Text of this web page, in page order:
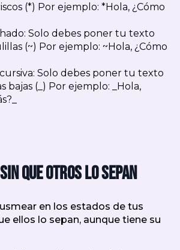
(*) Por ejemplo: *Hola, ¿Cómo
Solo debes poner tu texto
(~) Por ejemplo: ~Hola, ¿Cómo
Solo debes poner tu texto
bajas (_) Por ejemplo: _Hola,
que otros lo sepan
en los estados de tus
ellos lo sepan, aunque tiene su